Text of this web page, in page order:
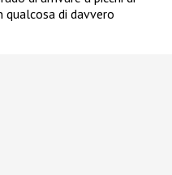
di davvero